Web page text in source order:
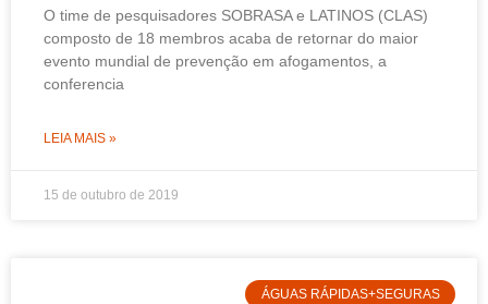
O time de pesquisadores SOBRASA e LATINOS (CLAS)
composto de 18 membros acaba de retornar do maior
evento mundial de prevenção em afogamentos, a
conferencia
LEIA MAIS »
15 de outubro de 2019
ÁGUAS RÁPIDAS+SEGURAS